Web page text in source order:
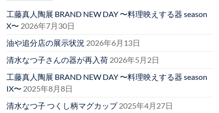
工藤真人陶展 BRAND NEW DAY 〜料理映えする器 season
X〜 2026年7月30日
油や追分店の展示状況 2026年6月13日
清水なつ子さんの器が再入荷 2026年5月2日
工藤真人陶展 BRAND NEW DAY 〜料理映えする器 season
IX〜 2025年8月8日
清水なつ子 つくし柄マグカップ2025年4月27日